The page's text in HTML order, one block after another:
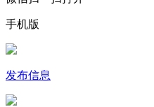
手机版
发布信息